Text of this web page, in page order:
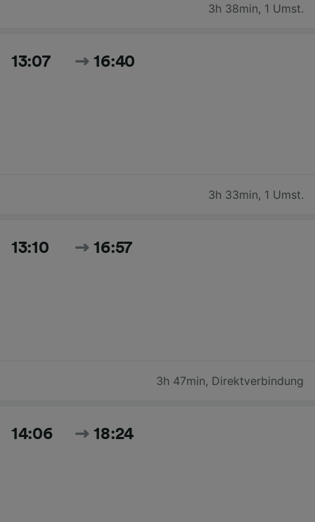
3h 38min, 1 Umst.
13:07 16:40
3h 33min, 1 Umst.
13:10 16:57
3h 47min, Direktverbindung
14:06 18:24